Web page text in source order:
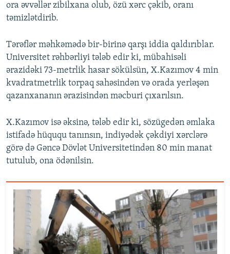
ora əvvəllər zibilxana olub, özü xərc çəkib, oranı
təmizlətdirib.
Tərəflər məhkəmədə bir-birinə qarşı iddia qaldırıblar.
Universitet rəhbərliyi tələb edir ki, mübahisəli
ərazidəki 73-metrlik hasar sökülsün, X.Kazımov 4 min
kvadratmetrlik torpaq sahəsindən və orada yerləşən
qazanxananın ərazisindən məcburi çıxarılsın.
X.Kazımov isə əksinə, tələb edir ki, sözügedən əmlaka
istifadə hüququ tanınsın, indiyədək çəkdiyi xərclərə
görə də Gəncə Dövlət Universitetindən 80 min manat
tutulub, ona ödənilsin.